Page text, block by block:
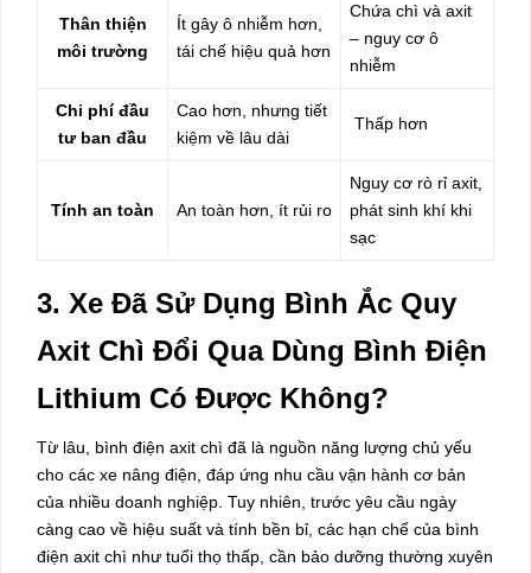
Thân thiện
môi trường
Ít gây ô nhiễm hơn,
tái chế hiệu quả hơn
Chứa chì và axit
– nguy cơ ô
nhiễm
Chi phí đầu
tư ban đầu
Cao hơn, nhưng tiết
kiệm về lâu dài
Thấp hơn
Tính an toàn An toàn hơn, ít rủi ro
Nguy cơ rò rỉ axit,
phát sinh khí khi
sạc
3. Xe Đã Sử Dụng Bình Ắc Quy
Axit Chì Đổi Qua Dùng Bình Điện
Lithium Có Được Không?
Từ lâu, bình điện axit chì đã là nguồn năng lượng chủ yếu
cho các xe nâng điện, đáp ứng nhu cầu vận hành cơ bản
của nhiều doanh nghiệp. Tuy nhiên, trước yêu cầu ngày
càng cao về hiệu suất và tính bền bỉ, các hạn chế của bình
điện axit chì như tuổi thọ thấp, cần bảo dưỡng thường xuyên